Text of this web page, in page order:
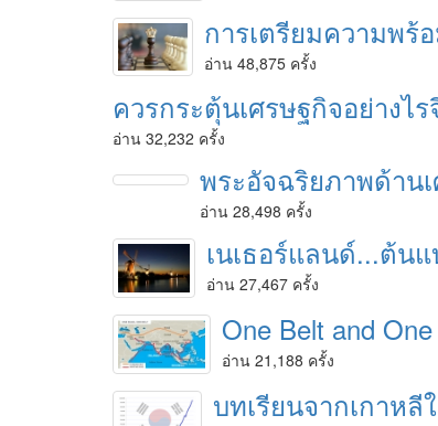
การเตรียมความพร้
อ่าน 48,875 ครั้ง
ควรกระตุ้นเศรษฐกิจอย่างไ
อ่าน 32,232 ครั้ง
พระอัจฉริยภาพด้าน
อ่าน 28,498 ครั้ง
เนเธอร์แลนด์...ต้น
อ่าน 27,467 ครั้ง
One Belt and
อ่าน 21,188 ครั้ง
บทเรียนจากเกาห